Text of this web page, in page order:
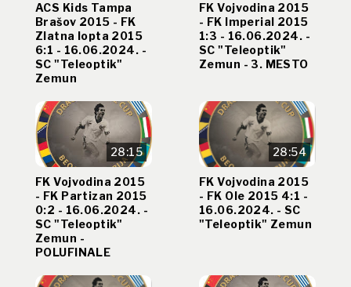
ACS Kids Tampa
Brašov 2015 - FK
Zlatna lopta 2015
6:1 - 16.06.2024. -
SC "Teleoptik"
Zemun
FK Vojvodina 2015
- FK Imperial 2015
1:3 - 16.06.2024. -
SC "Teleoptik"
Zemun - 3. MESTO
28:15
FK Vojvodina 2015
- FK Partizan 2015
0:2 - 16.06.2024. -
SC "Teleoptik"
Zemun -
POLUFINALE
28:54
FK Vojvodina 2015
- FK Ole 2015 4:1 -
16.06.2024. - SC
"Teleoptik" Zemun